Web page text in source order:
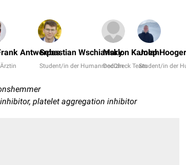
AntwerpesSebastian Wschiansky
Student/in der Humanmedizin
Marlon Kamlah
DocCheck Team
Joep
Student/in der
platelet aggregation inhibitor